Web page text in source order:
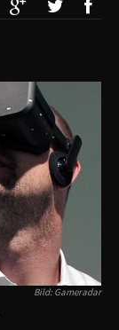
Bild: Gameradar